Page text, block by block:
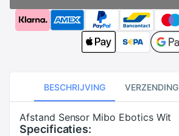
BESCHRIJVING VERZENDING
Afstand Sensor Mibo Ebotics Wit
Specificaties: